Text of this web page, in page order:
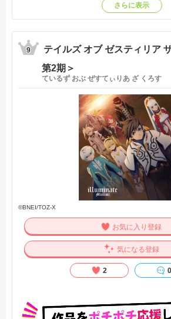
き刺さる聖剣を引き抜き、世界の災厄を
路への一歩を、今、踏み出す。【公式サ
さらに表示
9
テイルズ オブ ゼスティリア
第2期＞
ているず おぶ ぜすてぃりあ ざ くろす
©BNEI/TOZ-X
お気に入り登録
気になる登録
2 0